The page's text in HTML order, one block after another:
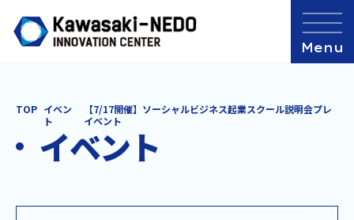
TOP イベン
ト
【7/17開催】ソーシャルビジネス起業スクール説明会プレ
イベント
イベント